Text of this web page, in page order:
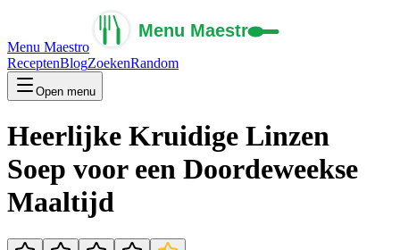
Menu Maestro
ReceptenBlogZoekenRandom
Open menu
Heerlijke Kruidige Linzen
Soep voor een Doordeweekse
Maaltijd